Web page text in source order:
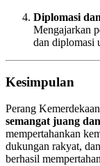
Diplomasi
Mengajarkan
dan diplomasi
Kesimpulan
Perang
semangat juang
mempertahankan
dukungan rakyat,
berhasil